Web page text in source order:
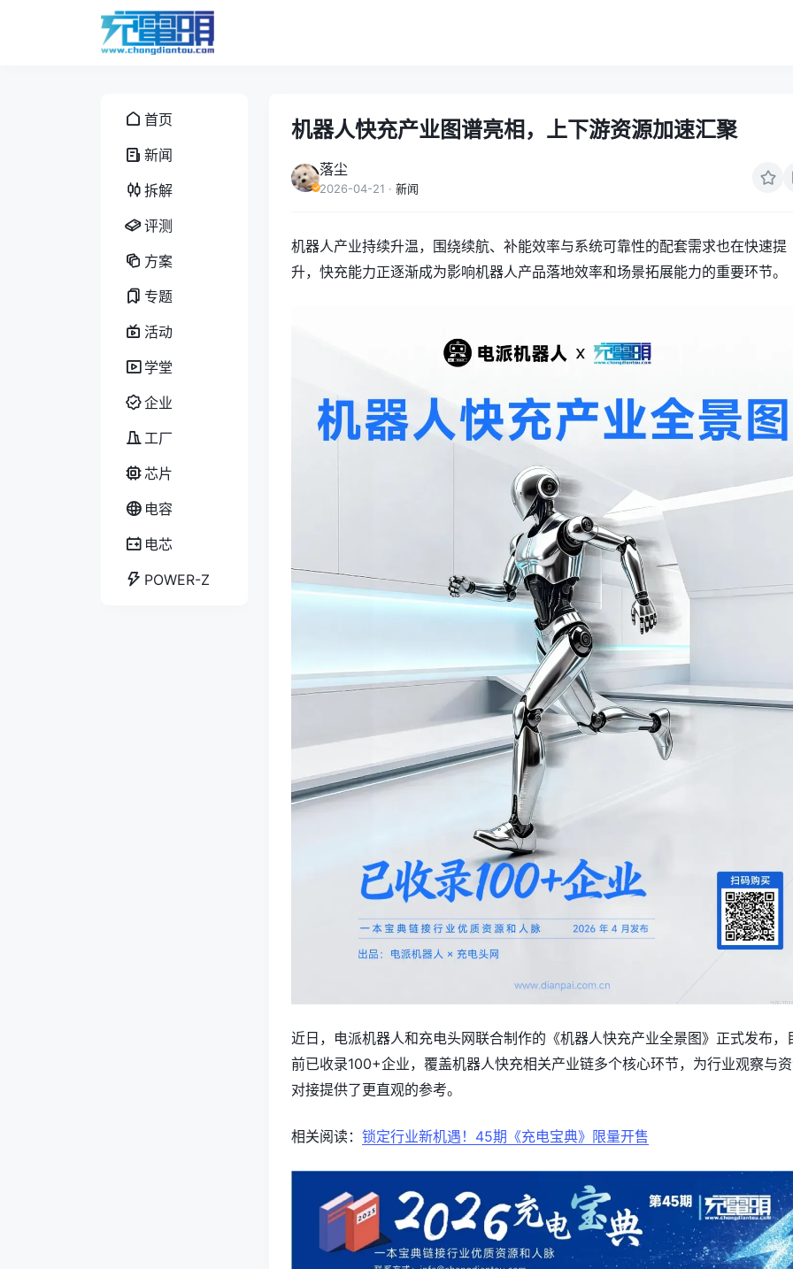
首页
新闻
拆解
评测
方案
专题
活动
学堂
企业
工厂
芯片
电容
电芯
POWER-Z
机器人快充产业图谱亮相，上下游资源加速汇聚
落尘
2026-04-21 · 新闻
机器人产业持续升温，围绕续航、补能效率与系统可靠性的配套需求也在快速提
升，快充能力正逐渐成为影响机器人产品落地效率和场景拓展能力的重要环节。
近日，电派机器人和充电头网联合制作的《机器人快充产业全景图》正式发布，
前已收录100+企业，覆盖机器人快充相关产业链多个核心环节，为行业观察与
对接提供了更直观的参考。
相关阅读： 锁定行业新机遇！45期《充电宝典》限量开售